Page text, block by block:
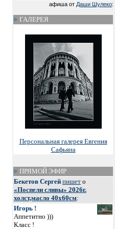
афиша от Даши Шулеко:
ГАЛЕРЕЯ
Персональная галерея Евгения
Сафьяна
ПРЯМОЙ ЭФИР
Бекетов Сергей пишет о
«Поспели сливы» 2026г.
холст,масло 40х60см:
Игорь !
Аппетитно )))
Класс !